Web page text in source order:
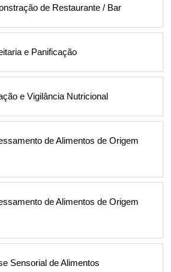
de Restaurante / Bar
e Panificação
e Vigilância Nutricional
de Alimentos de Origem
de Alimentos de Origem
Sensorial de Alimentos